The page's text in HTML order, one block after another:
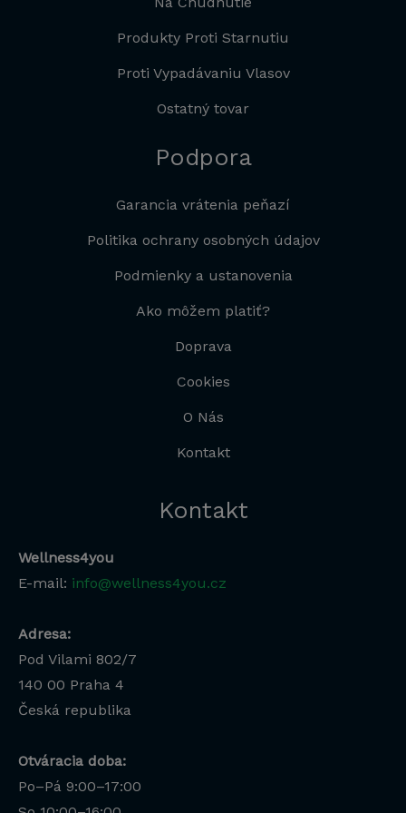
Produkty Proti Starnutiu
Proti Vypadávaniu Vlasov
Ostatný tovar
Podpora
Garancia vrátenia peňazí
Politika ochrany osobných údajov
Podmienky a ustanovenia
Ako môžem platiť?
Doprava
Cookies
O Nás
Kontakt
Kontakt
Wellness4you
E-mail: info@wellness4you.cz
Adresa:
Pod Vilami 802/7
140 00 Praha 4
Česká republika
Otváracia doba:
Po–Pá 9:00–17:00
Lucia